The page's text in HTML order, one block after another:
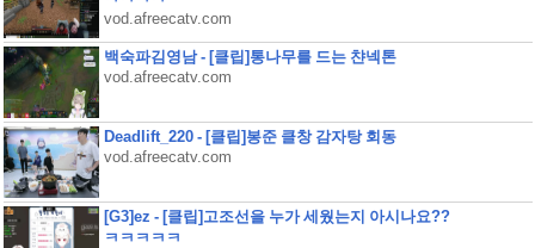
vod.afreecatv.com
백숙파김영남 - [클립]통나무를 드는 챤넥톤
vod.afreecatv.com
Deadlift_220 - [클립]봉준 클창 감자탕 회동
vod.afreecatv.com
[G3]ez - [클립]고조선을 누가 세웠는지 아시나요??
ㅋㅋㅋㅋㅋ